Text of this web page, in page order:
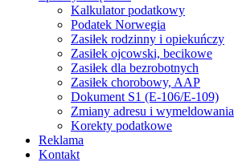
Kalkulator podatkowy
Podatek Norwegia
Zasiłek rodzinny i opiekuńczy
Zasiłek ojcowski, becikowe
Zasiłek dla bezrobotnych
Zasiłek chorobowy, AAP
Dokument S1 (E-106/E-109)
Zmiany adresu i wymeldowania
Korekty podatkowe
Reklama
Kontakt